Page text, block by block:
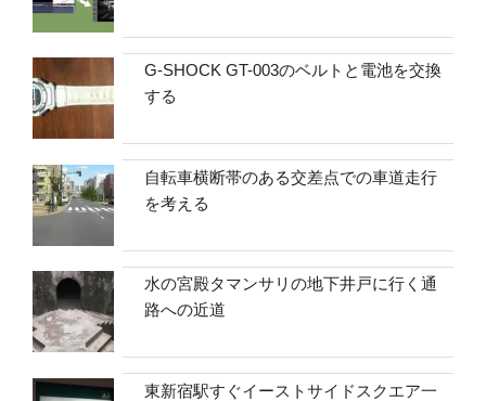
G-SHOCK GT-003のベルトと電池を交換
する
自転車横断帯のある交差点での車道走行
を考える
水の宮殿タマンサリの地下井戸に行く通
路への近道
東新宿駅すぐイーストサイドスクエア一